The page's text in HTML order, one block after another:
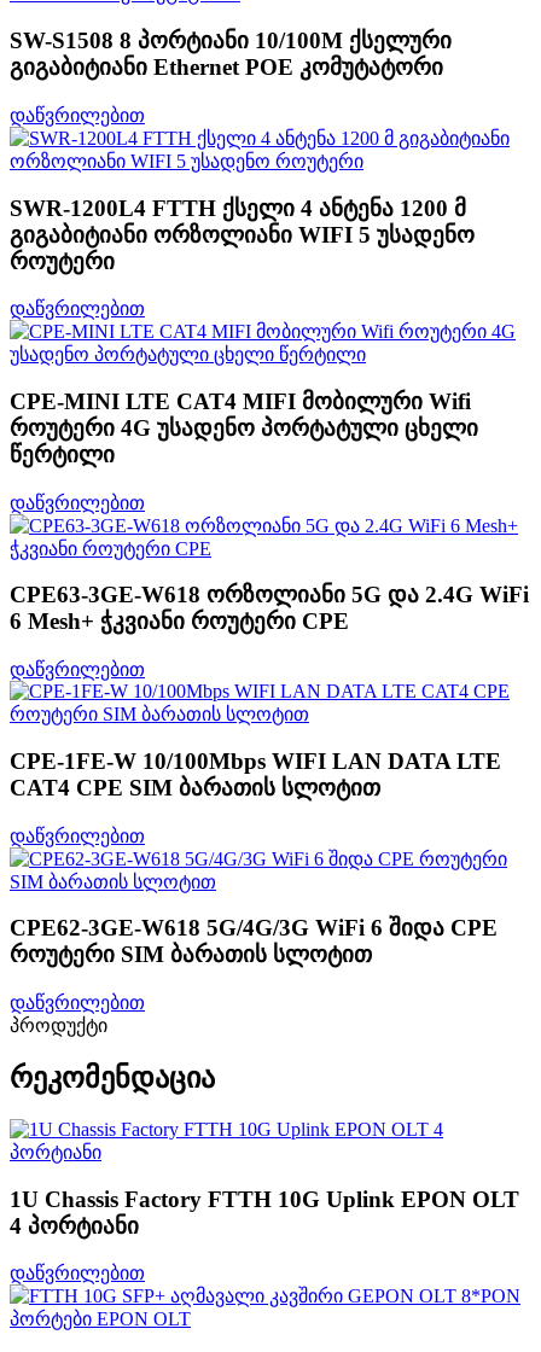
SW-S1508 8 პორტიანი 10/100M ქსელური
გიგაბიტიანი Ethernet POE კომუტატორი
დაწვრილებით
SWR-1200L4 FTTH ქსელი 4 ანტენა 1200 მ
გიგაბიტიანი ორზოლიანი WIFI 5 უსადენო
როუტერი
დაწვრილებით
CPE-MINI LTE CAT4 MIFI მობილური Wifi
როუტერი 4G უსადენო პორტატული ცხელი
წერტილი
დაწვრილებით
CPE63-3GE-W618 ორზოლიანი 5G და 2.4G WiFi
6 Mesh+ ჭკვიანი როუტერი CPE
დაწვრილებით
CPE-1FE-W 10/100Mbps WIFI LAN DATA LTE
CAT4 CPE SIM ბარათის სლოტით
დაწვრილებით
CPE62-3GE-W618 5G/4G/3G WiFi 6 შიდა CPE
როუტერი SIM ბარათის სლოტით
დაწვრილებით
პროდუქტი
რეკომენდაცია
1U Chassis Factory FTTH 10G Uplink EPON OLT
4 პორტიანი
დაწვრილებით